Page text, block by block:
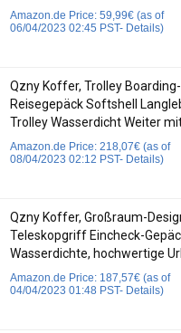
Amazon.de Price: 59,99€ (as of
06/04/2023 02:45 PST- Details)
Qzny Koffer, Trolley
Reisegepäck Softshell
Trolley Wasserdicht Weiter
Amazon.de Price: 218,07€ (as of
08/04/2023 02:12 PST- Details)
Qzny Koffer, Großraum-
Teleskopgriff Eincheck-
Wasserdichte, hochwertige
Amazon.de Price: 187,57€ (as of
04/04/2023 01:48 PST- Details)